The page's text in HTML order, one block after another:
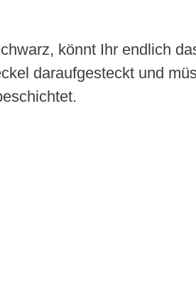
könnt Ihr endlich
daraufgesteckt und